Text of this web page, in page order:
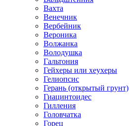
Вахта
Венечник
Вербейник
Вероника
Волжанка
Володушка
Гальтония
Гейхеры или хеухеры
Гелиопсис
Герань (открытый грунт)
Гиацинтоидес
Гилления
Головчатка
Горец